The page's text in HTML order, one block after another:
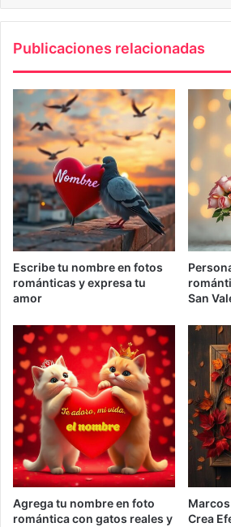
Publicaciones relacionadas
Escribe tu nombre en fotos
románticas y expresa tu
amor
San
Agrega tu nombre en foto
romántica con gatos reales y
Crea